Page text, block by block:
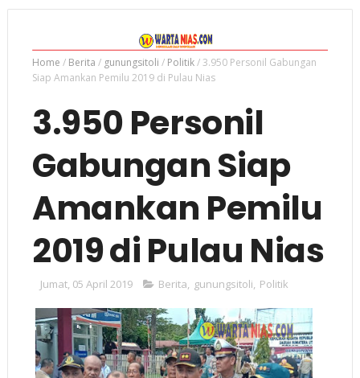
Home / Berita / gunungsitoli / Politik/3.950 Personil Gabungan
Siap Amankan Pemilu 2019 di Pulau Nias
3.950 Personil
Gabungan Siap
Amankan Pemilu
2019 di Pulau Nias
Jumat, 05 April 2019 Berita, gunungsitoli, Politik